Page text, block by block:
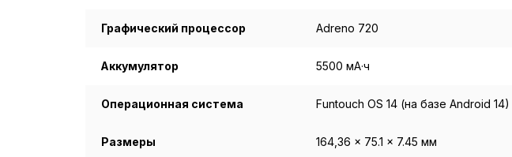
Графический процессор Adreno 720
Аккумулятор 5500 мА·ч
Операционная система Funtouch OS 14 (на базе Android 14)
Размеры 164,36 × 75.1 × 7.45 мм